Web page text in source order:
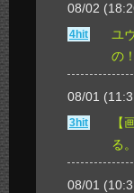
08/02
4hit
ユ
の
08/01
3hit
【
る
08/01